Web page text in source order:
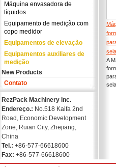
Máquina envasadora de
líquidos
Equipamento de medição com
copo medidor
Equipamentos de elevação
Equipamentos auxiliares de
medição
New Products
Contato
RezPack Machinery Inc.
Endereço.: No.518 Kaifa 2nd
Road, Economic Development
Zone, Ruian City, Zhejiang,
China
Tel.: +86-577-66618600
Fax: +86-577-66618600
A